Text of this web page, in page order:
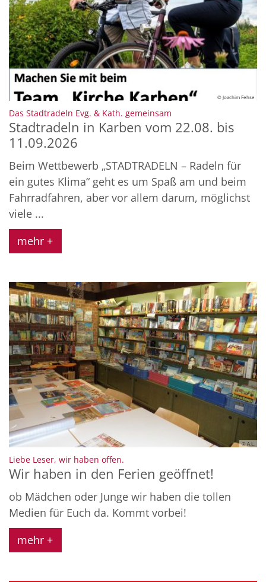
© Joachim Fehse
Das Stadtradeln Evg. & Kath. gemeinsam
Stadtradeln in Karben vom 22.08. bis
11.09.2026
Beim Wettbewerb „STADTRADELN – Radeln für
ein gutes Klima“ geht es um Spaß am und beim
Fahrradfahren, aber vor allem darum, möglichst
viele ...
mehr +
© A.L.
Liebe Leser, wir haben offen.
Wir haben in den Ferien geöffnet!
ob Mädchen oder Junge wir haben die tollen
Medien für Euch da. Kommt vorbei!
mehr +